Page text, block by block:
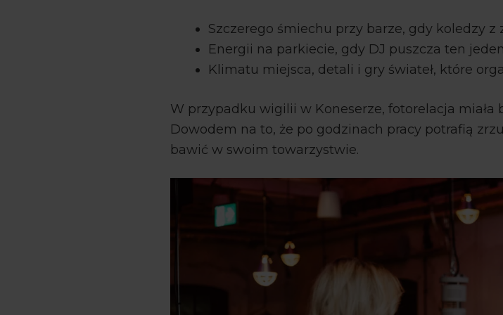
Szczerego śmiechu przy barze, gdy koledzy z
Energii na parkiecie, gdy DJ puszcza ten
Klimatu miejsca, detali i gry świateł, które
W przypadku wigilii w Koneserze, fotorelacja miała
Dowodem na to, że po godzinach pracy potrafią
bawić w swoim towarzystwie.